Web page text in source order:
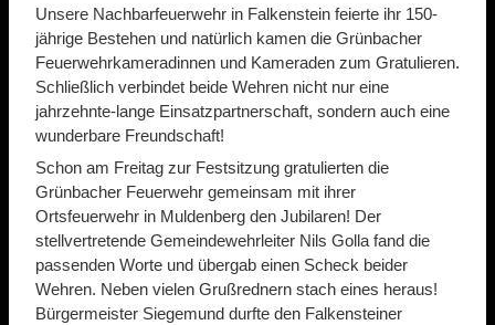
Unsere Nachbarfeuerwehr in Falkenstein feierte ihr 150-
jährige Bestehen und natürlich kamen die Grünbacher
Feuerwehrkameradinnen und Kameraden zum Gratulieren.
Schließlich verbindet beide Wehren nicht nur eine
jahrzehnte-lange Einsatzpartnerschaft, sondern auch eine
wunderbare Freundschaft!
Schon am Freitag zur Festsitzung gratulierten die
Grünbacher Feuerwehr gemeinsam mit ihrer
Ortsfeuerwehr in Muldenberg den Jubilaren! Der
stellvertretende Gemeindewehrleiter Nils Golla fand die
passenden Worte und übergab einen Scheck beider
Wehren. Neben vielen Grußrednern stach eines heraus!
Bürgermeister Siegemund durfte den Falkensteiner